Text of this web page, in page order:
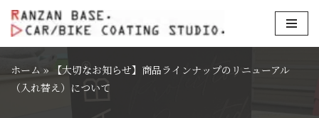
コ
テ
ン
ホーム »
【大切なお知らせ】商品ラインナップのリニューアル
（入れ替え）について